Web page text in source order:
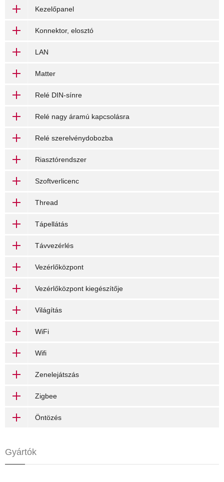
Kezelőpanel
Konnektor, elosztó
LAN
Matter
Relé DIN-sínre
Relé nagy áramú kapcsolásra
Relé szerelvénydobozba
Riasztórendszer
Szoftverlicenc
Thread
Tápellátás
Távvezérlés
Vezérlőközpont
Vezérlőközpont kiegészítője
Világítás
WiFi
Wifi
Zenelejátszás
Zigbee
Öntözés
Gyártók